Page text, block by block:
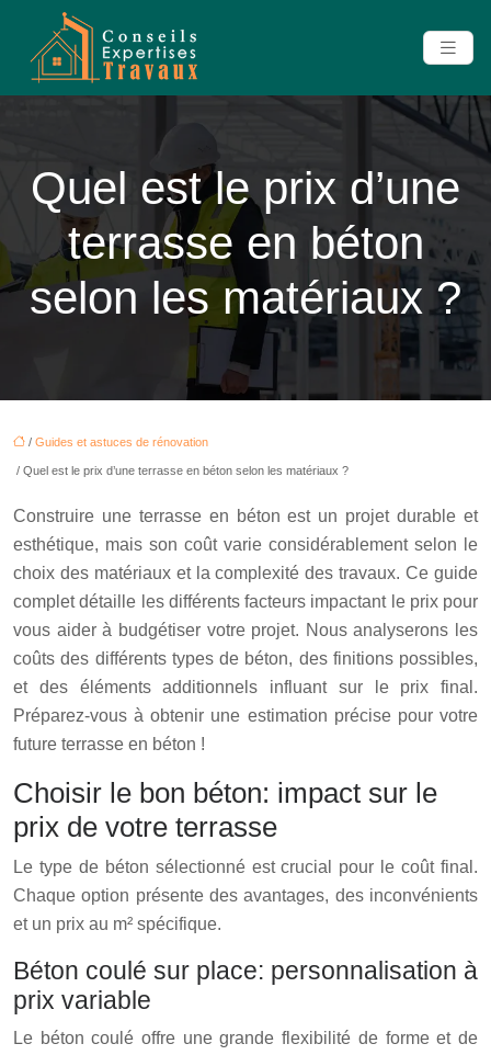
Quel est le prix d’une
terrasse en béton
selon les matériaux ?
/ Guides et astuces de rénovation
/ Quel est le prix d’une terrasse en béton selon les matériaux ?
Construire une terrasse en béton est un projet durable et
esthétique, mais son coût varie considérablement selon le
choix des matériaux et la complexité des travaux. Ce guide
complet détaille les différents facteurs impactant le prix pour
vous aider à budgétiser votre projet. Nous analyserons les
coûts des différents types de béton, des finitions possibles,
et des éléments additionnels influant sur le prix final.
Préparez-vous à obtenir une estimation précise pour votre
future terrasse en béton !
Choisir le bon béton: impact sur le
prix de votre terrasse
Le type de béton sélectionné est crucial pour le coût final.
Chaque option présente des avantages, des inconvénients
et un prix au m² spécifique.
Béton coulé sur place: personnalisation à
prix variable
Le béton coulé offre une grande flexibilité de forme et de